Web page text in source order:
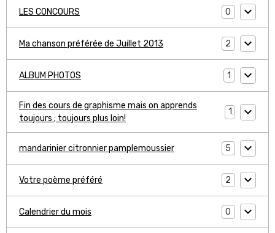
LES CONCOURS 0
Ma chanson préférée de Juillet 2013 2
ALBUM PHOTOS 1
Fin des cours de graphisme mais on apprends
toujours ; toujours plus loin!
1
mandarinier citronnier pamplemoussier 5
Votre poème préféré 2
Calendrier du mois 0